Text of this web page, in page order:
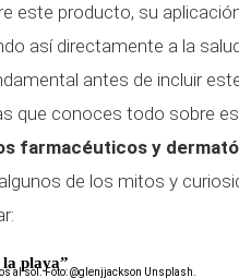
este producto, su
así directamente a la
antes de incluir
que conoces todo sobre
farmacéuticos y
de los mitos y
playa”